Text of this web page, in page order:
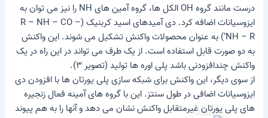
درست مانند گروه OH الکل ها، گروه آمین های NH را نیز می توان به
ایزوسیانات اضافه کرد. دی آمیدهای اسید کربنیک (R – NH – CO –
NH – R’) به عنوان محصولات واکنش تشکیل می شوند. این واکنش
به دو صورت قابل استفاده است. از یک طرف می تواند در این راه در یک
واکنش چندافزودنی باشدپلی اوره ها تولید (تصویر ۳).
از سوی دیگر، این واکنش برایشبکه سازیپلی یورتان ها با افزودن دی
ایزوسیانات اضافی در طول سنتز. این با گروه های آمینه فعال زنجیره
های پلی یورتان غیرمتقابل واکنش نشان می دهد و آنها را به هم پیوند